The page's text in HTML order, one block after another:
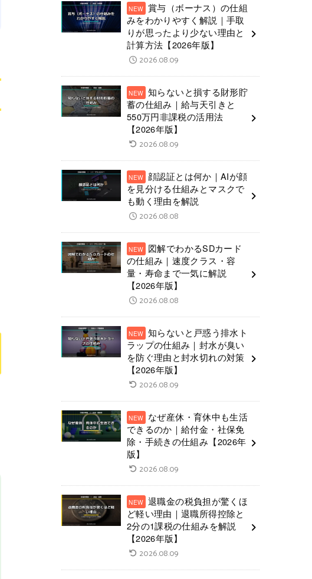
賞与（ボーナス）の仕組
みをわかりやすく解説｜手取
りが思ったより少ない理由と
計算方法【2026年版】
2026.08.09
知らないと損する財形貯
蓄の仕組み｜給与天引きと
550万円非課税の活用法
【2026年版】
2026.08.09
顔認証とは何か｜AIが顔
を見分ける仕組みとマスクで
も動く理由を解説
2026.08.08
図解でわかるSDカード
の仕組み｜速度クラス・容
量・寿命まで一気に解説
【2026年版】
2026.08.08
知らないと戸惑う排水ト
ラップの仕組み｜封水が臭い
を防ぐ理由と封水切れの対策
【2026年版】
2026.08.09
なぜ産休・育休中も生活
できるのか｜給付金・社保免
除・手続きの仕組み【2026年
版】
2026.08.09
退職金の税負担が驚くほ
ど軽い理由｜退職所得控除と
2分の1課税の仕組みを解説
【2026年版】
2026.08.09